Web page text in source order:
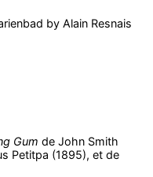
by Alain Resnais
Gum de John Smith
Petitpa (1895), et de